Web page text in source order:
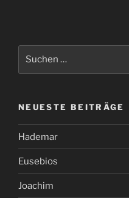
NEUESTE BEITRÄGE
Hademar
Eusebios
Joachim